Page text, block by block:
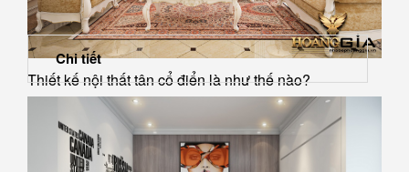
Thiết kế nội thất tân cổ điển là như thế nào?
Chi tiết